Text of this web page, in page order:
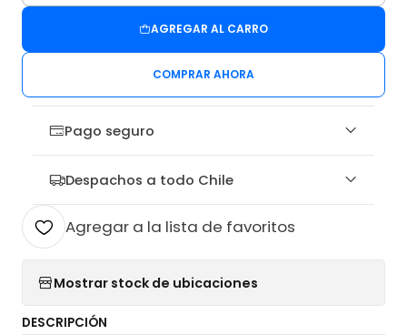
AGREGAR AL CARRO
COMPRAR AHORA
Pago seguro
Despachos a todo Chile
Agregar a la lista de favoritos
Mostrar stock de ubicaciones
DESCRIPCIÓN